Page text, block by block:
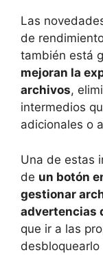
Las
de
también está
mejoran la
archivos,
intermedios
adicionales o
Una de estas
de un botón
gestionar
advertencias
que ir a las
desbloquearlo